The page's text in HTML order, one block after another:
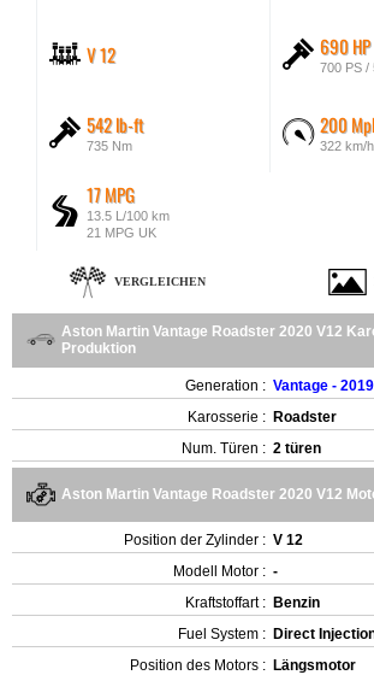
V 12 690 HP
700 PS /
542 lb-ft
735 Nm
200
322 km/h
17 MPG
13.5 L/100 km
21 MPG UK
VERGLEICHEN
Aston Martin Vantage Roadster 2020 V12
Produktion
Generation : Vantage -
Karosserie : Roadster
Num. Türen : 2 türen
Aston Martin Vantage Roadster 2020 V12
Position der Zylinder : V 12
Modell Motor : -
Kraftstoffart : Benzin
Fuel System : Direct
Position des Motors : Längsmotor